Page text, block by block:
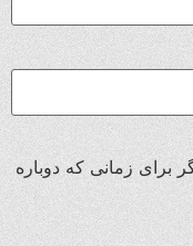
برای زمانی که دوباره